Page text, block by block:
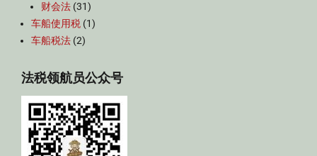
财会法 (31)
车船使用税 (1)
车船税法 (2)
法税领航员公众号